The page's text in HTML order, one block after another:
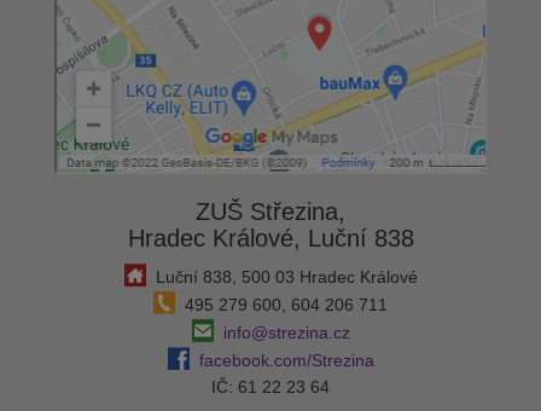
ZUŠ Střezina,
Hradec Králové, Luční 838
Luční 838, 500 03 Hradec Králové
495 279 600, 604 206 711
info@strezina.cz
facebook.com/Strezina
IČ: 61 22 23 64